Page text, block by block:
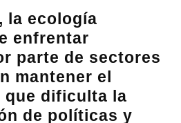
la ecología
enfrentar
parte de sectores
mantener el
que dificulta la
de políticas y